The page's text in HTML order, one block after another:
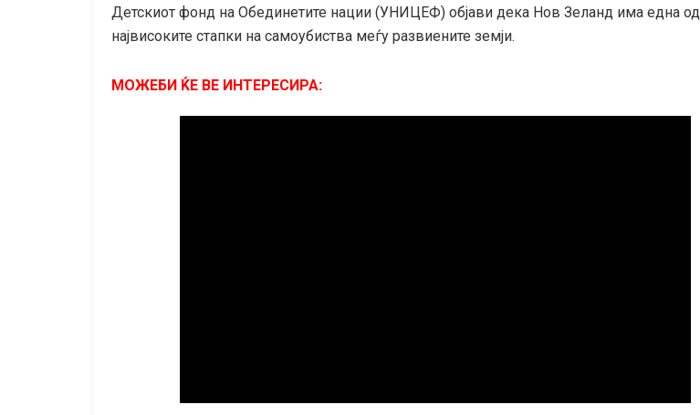
Детскиот фонд на Обединетите нации (УНИЦЕФ) објави дека Нов Зеланд има една од
највисоките стапки на самоубиства меѓу развиените земји.
МОЖЕБИ ЌЕ ВЕ ИНТЕРЕСИРА: